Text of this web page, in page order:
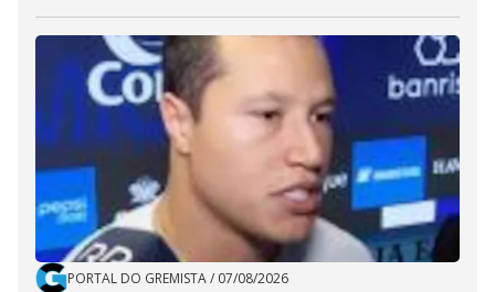
PORTAL DO GREMISTA/ 07/08/2026